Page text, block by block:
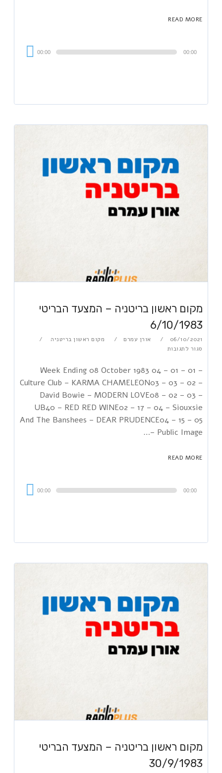
READ MORE
00:00 00:00
מקום ראשון בריטניה – המצעד הבריטי
6/10/1983
06/10/2021 אורן עמרם
מקום ראשון בריטניה
סגור לתגובות
Week Ending 08 October 1983 04 – 01 – 01 –
Culture Club – KARMA CHAMELEON03 – 03 – 02 –
David Bowie – MODERN LOVE08 – 02 – 03 –
UB40 – RED RED WINE02 – 17 – 04 – Siouxsie
And The Banshees – DEAR PRUDENCE04 – 15 – 05
– Public Image…
READ MORE
00:00 00:00
מקום ראשון בריטניה – המצעד הבריטי
30/9/1983